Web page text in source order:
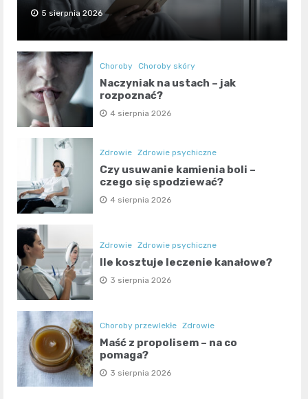
5 sierpnia 2026
Choroby Choroby skóry
Naczyniak na ustach – jak
rozpoznać?
4 sierpnia 2026
Zdrowie Zdrowie psychiczne
Czy usuwanie kamienia boli –
czego się spodziewać?
4 sierpnia 2026
Zdrowie Zdrowie psychiczne
Ile kosztuje leczenie kanałowe?
3 sierpnia 2026
Choroby przewlekłe Zdrowie
Maść z propolisem – na co
pomaga?
3 sierpnia 2026